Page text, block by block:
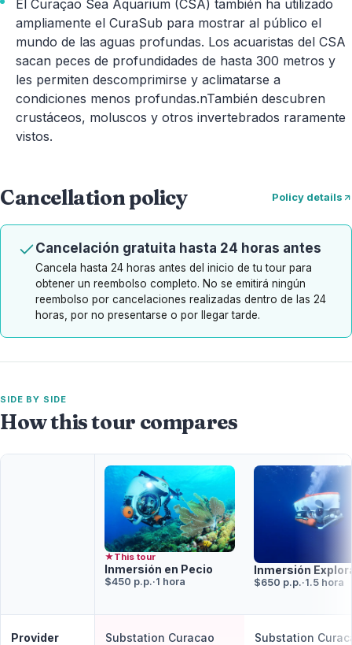
El Curaçao Sea Aquarium (CSA) también ha utilizado
ampliamente el CuraSub para mostrar al público el
mundo de las aguas profundas. Los acuaristas del CSA
sacan peces de profundidades de hasta 300 metros y
les permiten descomprimirse y aclimatarse a
condiciones menos profundas.nTambién descubren
crustáceos, moluscos y otros invertebrados raramente
vistos.
Cancellation policy Policy details
Cancelación gratuita hasta 24 horas antes
Cancela hasta 24 horas antes del inicio de tu tour para
obtener un reembolso completo. No se emitirá ningún
reembolso por cancelaciones realizadas dentro de las 24
horas, por no presentarse o por llegar tarde.
SIDE BY SIDE
How this tour compares
★This tour
Inmersión en Pecio
$450 p.p.·1 hora
Inmersión
$650 p.p.·1.5 hora
Provider Substation Curacao Substation